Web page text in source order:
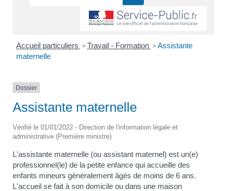
Accueil particuliers > Travail - Formation > Assistante
maternelle
Dossier
Assistante maternelle
Vérifié le 01/01/2022 - Direction de l'information légale et
administrative (Première ministre)
L'assistante maternelle (ou assistant maternel) est un(e)
professionnel(le) de la petite enfance qui accueille des
enfants mineurs généralement âgés de moins de 6 ans.
L'accueil se fait à son domicile ou dans une maison